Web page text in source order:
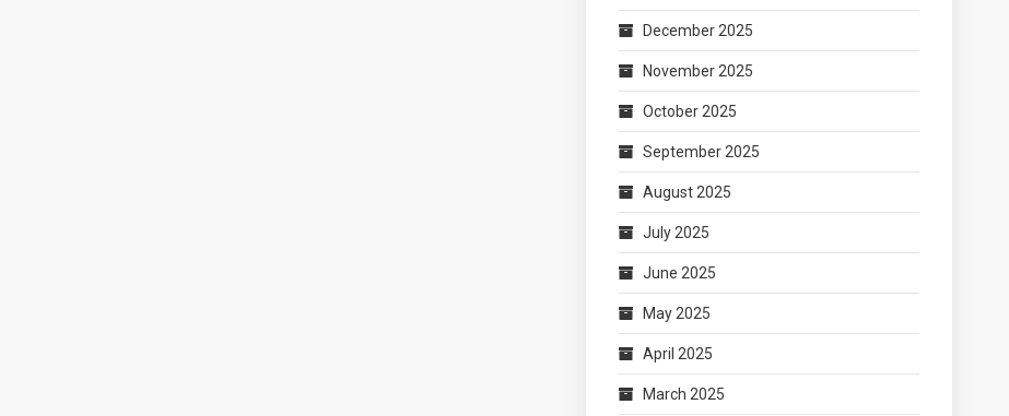
December 2025
November 2025
October 2025
September 2025
August 2025
July 2025
June 2025
May 2025
April 2025
March 2025